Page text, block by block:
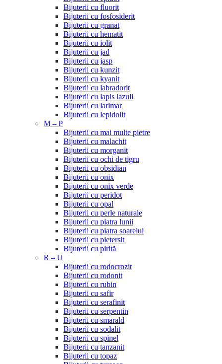
Bijuterii cu fluorit
Bijuterii cu fosfosiderit
Bijuterii cu granat
Bijuterii cu hematit
Bijuterii cu iolit
Bijuterii cu jad
Bijuterii cu jasp
Bijuterii cu kunzit
Bijuterii cu kyanit
Bijuterii cu labradorit
Bijuterii cu lapis lazuli
Bijuterii cu larimar
Bijuterii cu lepidolit
M – P
Bijuterii cu mai multe pietre
Bijuterii cu malachit
Bijuterii cu morganit
Bijuterii cu ochi de tigru
Bijuterii cu obsidian
Bijuterii cu onix
Bijuterii cu onix verde
Bijuterii cu peridot
Bijuterii cu opal
Bijuterii cu perle naturale
Bijuterii cu piatra lunii
Bijuterii cu piatra soarelui
Bijuterii cu pietersit
Bijuterii cu pirită
R – U
Bijuterii cu rodocrozit
Bijuterii cu rodonit
Bijuterii cu rubin
Bijuterii cu safir
Bijuterii cu serafinit
Bijuterii cu serpentin
Bijuterii cu smarald
Bijuterii cu sodalit
Bijuterii cu spinel
Bijuterii cu tanzanit
Bijuterii cu topaz